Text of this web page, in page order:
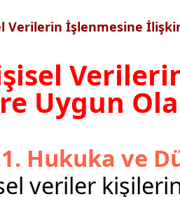
Verilerin İşlenmesine
Uygun
Hukuka ve
veriler